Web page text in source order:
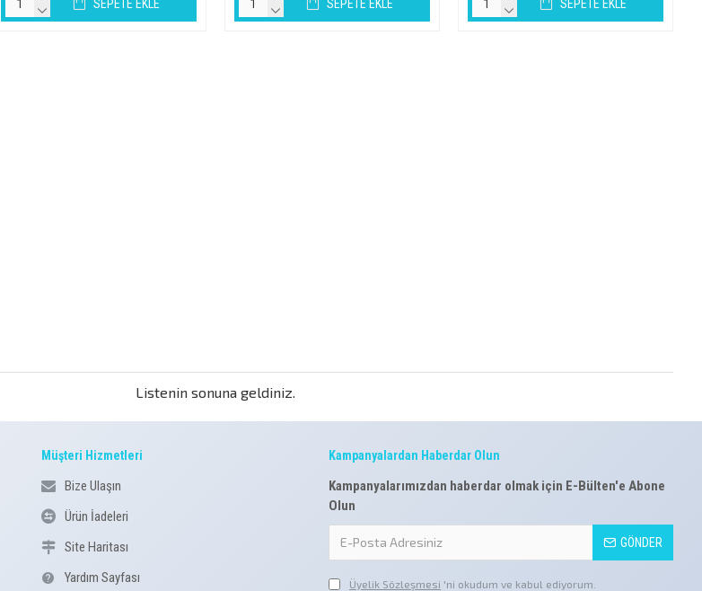
SEPETE EKLE SEPETE EKLE SEPETE EKLE
Listenin sonuna geldiniz.
Müşteri Hizmetleri
Bize Ulaşın
Ürün İadeleri
Site Haritası
Yardım Sayfası
Kampanyalardan Haberdar Olun
Kampanyalarımızdan haberdar olmak için E-Bülten'e Abone
Olun
GÖNDER
Üyelik Sözleşmesi 'ni okudum ve kabul ediyorum.